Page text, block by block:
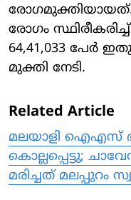
രോഗമുക്തിയായത്.
രോഗം
64,41,033 പേര്‍
മുക്തി നേടി.
Related Article
മലയാളി ഐഎസ്
കൊല്ലപ്പെട്ടു;
മരിച്ചത് മലപ്പുറം